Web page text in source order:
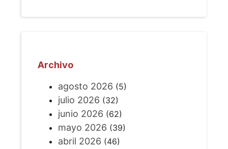
Archivo
agosto 2026 (5)
julio 2026 (32)
junio 2026 (62)
mayo 2026 (39)
abril 2026 (46)